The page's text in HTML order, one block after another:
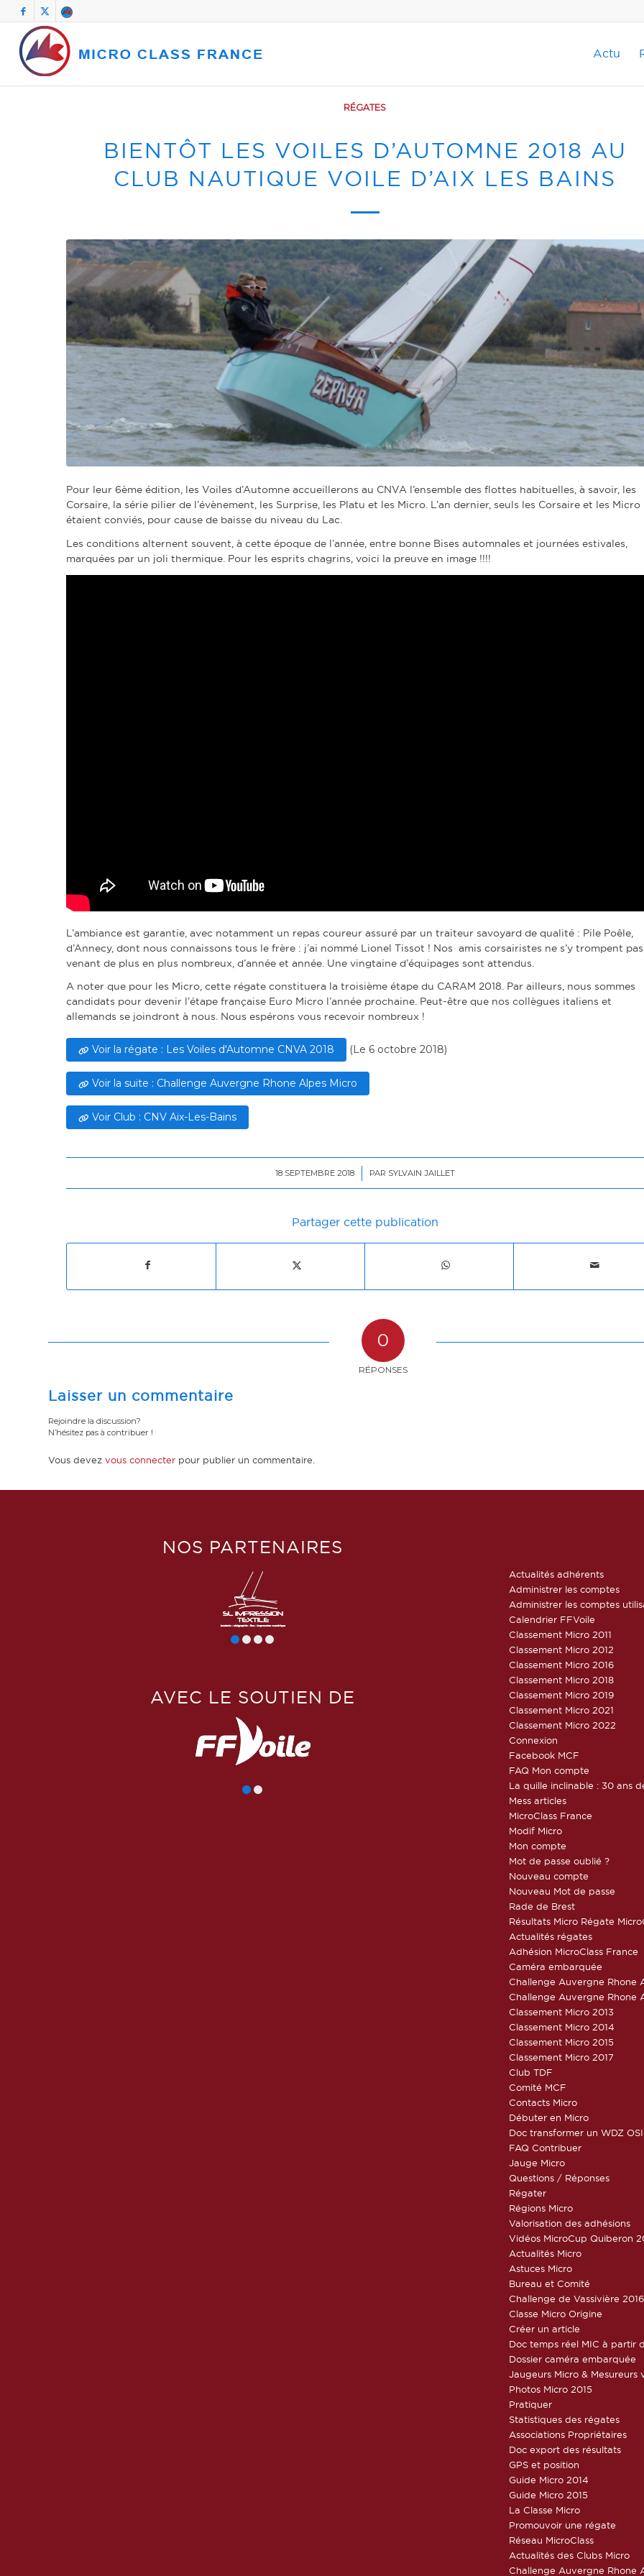
Actu
RÉGATES
BIENTÔT LES VOILES D’AUTOMNE 2018 AU
CLUB NAUTIQUE VOILE D’AIX LES BAINS
Pour leur 6ème édition, les Voiles d’Automne accueillerons au CNVA l’ensemble des flottes habituelles, à savoir, les
Corsaire, la série pilier de l’évènement, les Surprise, les Platu et les Micro. L’an dernier, seuls les Corsaire et les Micro
étaient conviés, pour cause de baisse du niveau du Lac.
Les conditions alternent souvent, à cette époque de l’année, entre bonne Bises automnales et journées estivales,
marquées par un joli thermique. Pour les esprits chagrins, voici la preuve en image !!!!
L’ambiance est garantie, avec notamment un repas coureur assuré par un traiteur savoyard de qualité : Pile Poêle,
d’Annecy, dont nous connaissons tous le frère : j’ai nommé Lionel Tissot ! Nos amis corsairistes ne s’y trompent pas,
venant de plus en plus nombreux, d’année et année. Une vingtaine d’équipages sont attendus.
A noter que pour les Micro, cette régate constituera la troisième étape du CARAM 2018. Par ailleurs, nous sommes
candidats pour devenir l’étape française Euro Micro l’année prochaine. Peut-être que nos collègues italiens et
allemands se joindront à nous. Nous espérons vous recevoir nombreux !
Voir la régate : Les Voiles d'Automne CNVA 2018 (Le 6 octobre 2018)
Voir la suite : Challenge Auvergne Rhone Alpes Micro
Voir Club : CNV Aix-Les-Bains
18 SEPTEMBRE 2018
/ PAR SYLVAIN JAILLET
Partager cette publication
0
RÉPONSES
Laisser un commentaire
Rejoindre la discussion?
N’hésitez pas à contribuer !
Vous devez vous connecter pour publier un commentaire.
NOS PARTENAIRES
AVEC LE SOUTIEN DE
Actualités adhérents
Administrer les comptes
Administrer les comptes
Calendrier FFVoile
Classement Micro 2011
Classement Micro 2012
Classement Micro 2016
Classement Micro 2018
Classement Micro 2019
Classement Micro 2021
Classement Micro 2022
Connexion
Facebook MCF
FAQ Mon compte
La quille inclinable : 30 ans
Mess articles
MicroClass France
Modif Micro
Mon compte
Mot de passe oublié ?
Nouveau compte
Nouveau Mot de passe
Rade de Brest
Résultats Micro Régate
Actualités régates
Adhésion MicroClass France
Caméra embarquée
Challenge Auvergne Rhone
Challenge Auvergne Rhone
Classement Micro 2013
Classement Micro 2014
Classement Micro 2015
Classement Micro 2017
Club TDF
Comité MCF
Contacts Micro
Débuter en Micro
Doc transformer un WDZ
FAQ Contribuer
Jauge Micro
Questions / Réponses
Régater
Régions Micro
Valorisation des adhésions
Vidéos MicroCup Quiberon
Actualités Micro
Astuces Micro
Bureau et Comité
Challenge de Vassivière 2016
Classe Micro Origine
Créer un article
Doc temps réel MIC à partir
Dossier caméra embarquée
Jaugeurs Micro & Mesureurs
Photos Micro 2015
Pratiquer
Statistiques des régates
Associations Propriétaires
Doc export des résultats
GPS et position
Guide Micro 2014
Guide Micro 2015
La Classe Micro
Promouvoir une régate
Réseau MicroClass
Actualités des Clubs Micro
Challenge Auvergne Rhone